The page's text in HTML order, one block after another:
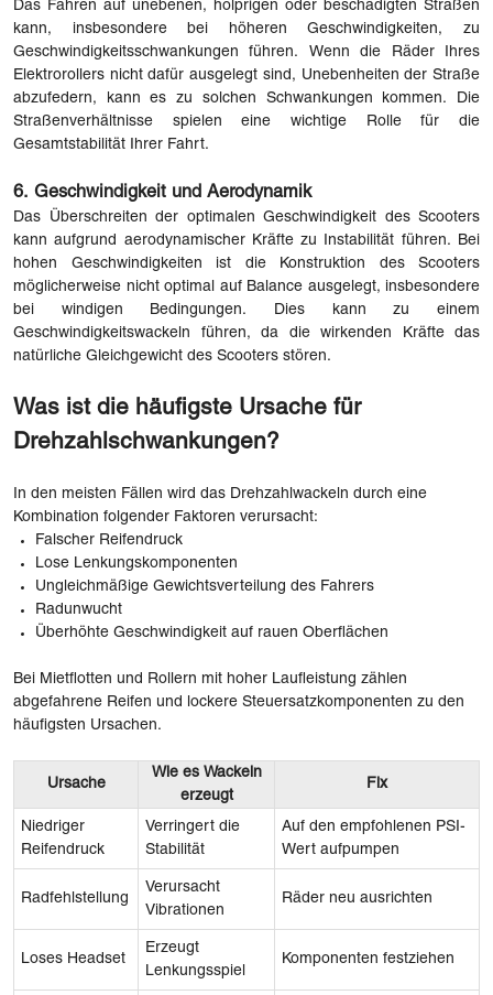
Das Fahren auf unebenen, holprigen oder beschädigten Straßen
kann, insbesondere bei höheren Geschwindigkeiten, zu
Geschwindigkeitsschwankungen führen. Wenn die Räder Ihres
Elektrorollers nicht dafür ausgelegt sind, Unebenheiten der Straße
abzufedern, kann es zu solchen Schwankungen kommen. Die
Straßenverhältnisse spielen eine wichtige Rolle für die
Gesamtstabilität Ihrer Fahrt.
6. Geschwindigkeit und Aerodynamik
Das Überschreiten der optimalen Geschwindigkeit des Scooters
kann aufgrund aerodynamischer Kräfte zu Instabilität führen. Bei
hohen Geschwindigkeiten ist die Konstruktion des Scooters
möglicherweise nicht optimal auf Balance ausgelegt, insbesondere
bei windigen Bedingungen. Dies kann zu einem
Geschwindigkeitswackeln führen, da die wirkenden Kräfte das
natürliche Gleichgewicht des Scooters stören.
Was ist die häufigste Ursache für
Drehzahlschwankungen?
In den meisten Fällen wird das Drehzahlwackeln durch eine
Kombination folgender Faktoren verursacht:
Falscher Reifendruck
Lose Lenkungskomponenten
Ungleichmäßige Gewichtsverteilung des Fahrers
Radunwucht
Überhöhte Geschwindigkeit auf rauen Oberflächen
Bei Mietflotten und Rollern mit hoher Laufleistung zählen
abgefahrene Reifen und lockere Steuersatzkomponenten zu den
häufigsten Ursachen.
Ursache
Wie es Wackeln
erzeugt
Fix
Niedriger
Reifendruck
Verringert die
Stabilität
Auf den empfohlenen PSI-
Wert aufpumpen
Radfehlstellung
Verursacht
Vibrationen
Räder neu ausrichten
Loses Headset
Erzeugt
Lenkungsspiel
Komponenten festziehen